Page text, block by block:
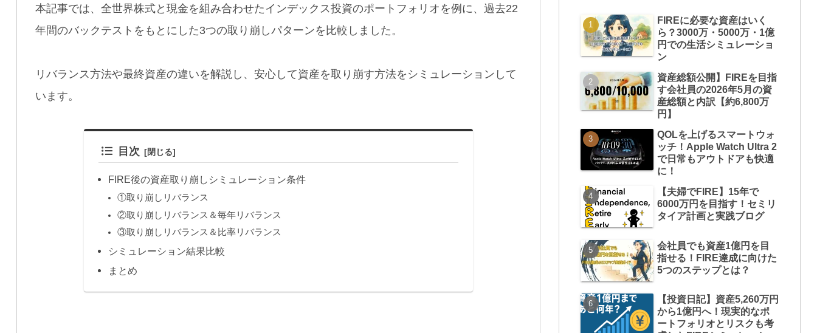
本記事では、全世界株式と現金を組み合わせたインデックス投資のポートフォリオを例に、過去22
年間のバックテストをもとにした3つの取り崩しパターンを比較しました。
リバランス方法や最終資産の違いを解説し、安心して資産を取り崩す方法をシミュレーションして
います。
目次
FIRE後の資産取り崩しシミュレーション条件
①取り崩しリバランス
②取り崩しリバランス＆毎年リバランス
③取り崩しリバランス＆比率リバランス
シミュレーション結果比較
まとめ
FIREに必要な資産はいく
ら？3000万・5000万・1億
円での生活シミュレーショ
ン
資産総額公開】FIREを目指
す会社員の2026年5月の資
産総額と内訳【約6,800万
円】
QOLを上げるスマートウォ
ッチ！Apple Watch Ultra 2
で日常もアウトドアも快適
に！
【夫婦でFIRE】15年で
6000万円を目指す！セミリ
タイア計画と実践ブログ
会社員でも資産1億円を目
指せる！FIRE達成に向けた
5つのステップとは？
【投資日記】資産5,260万円
から1億円へ！現実的なポ
ートフォリオとリスクも考